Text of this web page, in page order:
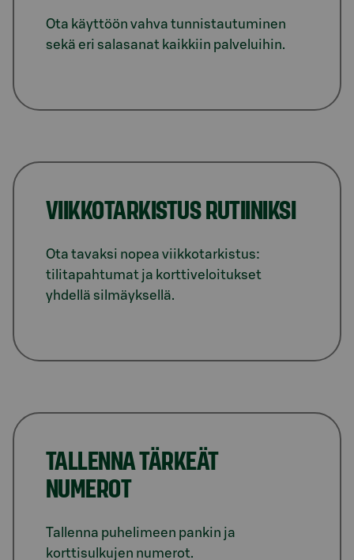
Ota käyttöön vahva tunnistautuminen
sekä eri salasanat kaikkiin palveluihin.
VIIKKOTARKISTUS RUTIINIKSI
Ota tavaksi nopea viikkotarkistus:
tilitapahtumat ja korttiveloitukset
yhdellä silmäyksellä.
TALLENNA TÄRKEÄT
NUMEROT
Tallenna puhelimeen pankin ja
korttisulkujen numerot.